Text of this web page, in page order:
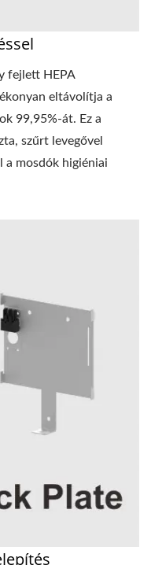
fejlett HEPA
eltávolítja a
99,95%-át. Ez a
szűrt levegővel
a mosdók higiéniai